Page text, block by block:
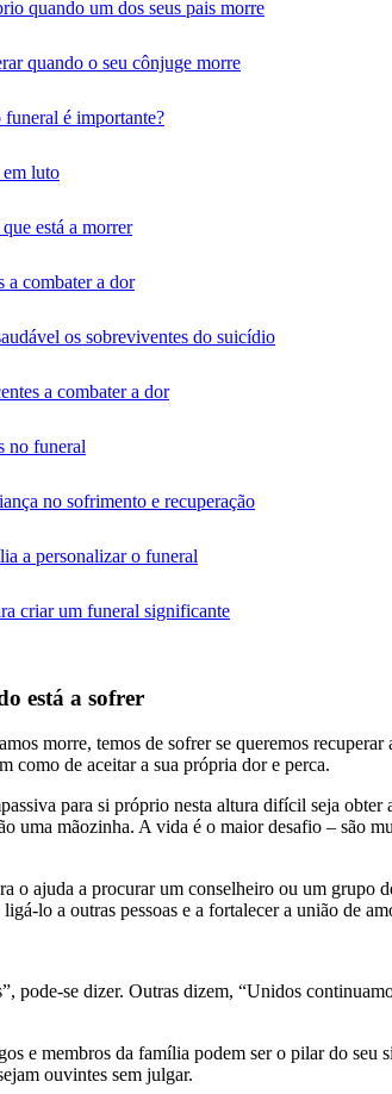
quando um dos seus pais morre
quando o seu cônjuge morre
é importante?
luto
está a morrer
a combater a dor
os sobreviventes do suicídio
a combater a dor
no funeral
no sofrimento e recuperação
a personalizar o funeral
criar um funeral significante
está a sofrer
morre, temos de sofrer se queremos
como de aceitar a sua própria dor e perca.
para si próprio nesta altura difícil seja
uma mãozinha. A vida é o maior desafio – são
o ajuda a procurar um conselheiro ou um grupo
lo a outras pessoas e a fortalecer a união de
pode-se dizer. Outras dizem, “Unidos
e membros da família podem ser o pilar do seu
ouvintes sem julgar.